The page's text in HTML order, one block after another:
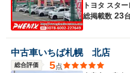
トヨタ スタ
総掲載数 23
中古車いちば札幌 北店
総合評価 5点